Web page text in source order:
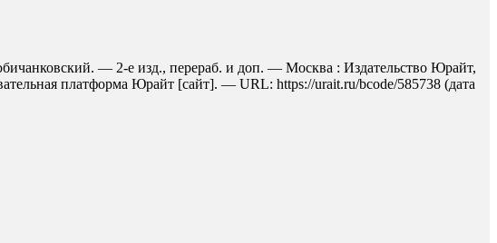
— 2-е изд., перераб. и доп. — Москва : Издательство Юрайт,
платформа Юрайт [сайт]. — URL: https://urait.ru/bcode/585738 (дата